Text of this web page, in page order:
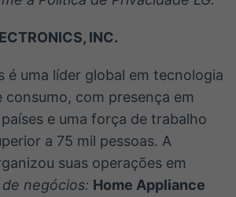
INC.
é uma líder global em tecnologia
consumo, com presença em
e uma força de trabalho
a 75 mil pessoas. A
suas operações em
negócios: Home Appliance